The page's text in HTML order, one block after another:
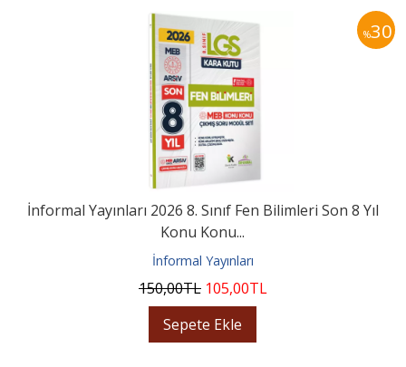
%30
İnformal Yayınları 2026 8. Sınıf Fen Bilimleri Son 8 Yıl
Konu Konu...
İnformal Yayınları
150,00TL 105,00TL
Sepete Ekle